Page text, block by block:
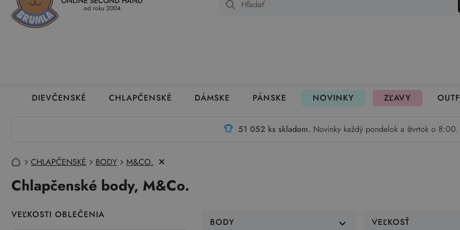
Kedy a ako dostanem tovar Ako môžem vrátiť oblečenie Ako fungujú rezervácie
od roku 2004
DIEVČENSKÉ CHLAPČENSKÉ DÁMSKE PÁNSKE NOVINKY ZĽAVY
51 052 ks skladom. Novinky každý pondelok a štvrtok o 8:00.
CHLAPČENSKÉ BODY M&CO.
Chlapčenské body, M&Co.
VEĽKOSTI OBLEČENIA
BODY VEĽKOSŤ